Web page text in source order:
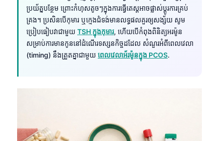
ប្រយ័ត្នបន្ថែម ព្រោះកំហុសតូចៗក្នុងការធ្វើតេស្តអាចផ្លាស់ប្តូរការគ្រប់
គ្រង។ ប្រសិនបើកុមារ ឬក្មេងជំទង់មានលទ្ធផលគួរឲ្យសង្ស័យ សូម
ប្រៀបធៀបវាជាមួយ TSH ក្នុងកុមារ, ហើយបើកំពុងពិនិត្យអរម៉ូន
សម្រាប់ការមានកូននៅដំណើរទស្សនកិច្ចដដែល សំណួរអំពីពេលវេលា
(timing) នឹងត្រួតគ្នាជាមួយ ពេលវេលាអ័រម៉ូនក្នុង PCOS.
Tagalog
Українська
O‘zbekcha
Català
Қазақ тілі